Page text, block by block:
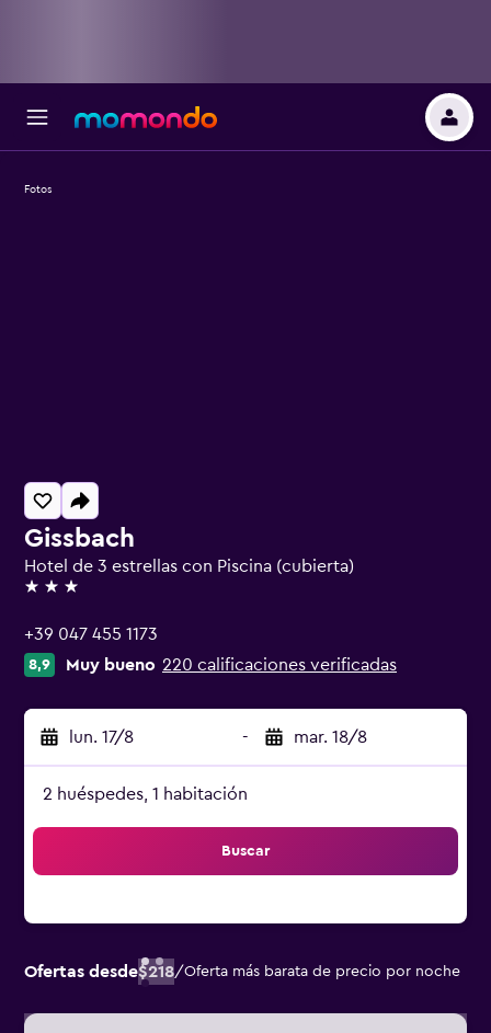
Gissbach
Hotel de 3 estrellas con Piscina (cubierta)
3 estrellas
+39 047 455 1173
8,9 Muy bueno 220 calificaciones verificadas
lun. 17/8 - mar. 18/8
2 huéspedes, 1 habitación
Buscar
Ofertas desde$218/Oferta más barata de precio por noche
Fotos